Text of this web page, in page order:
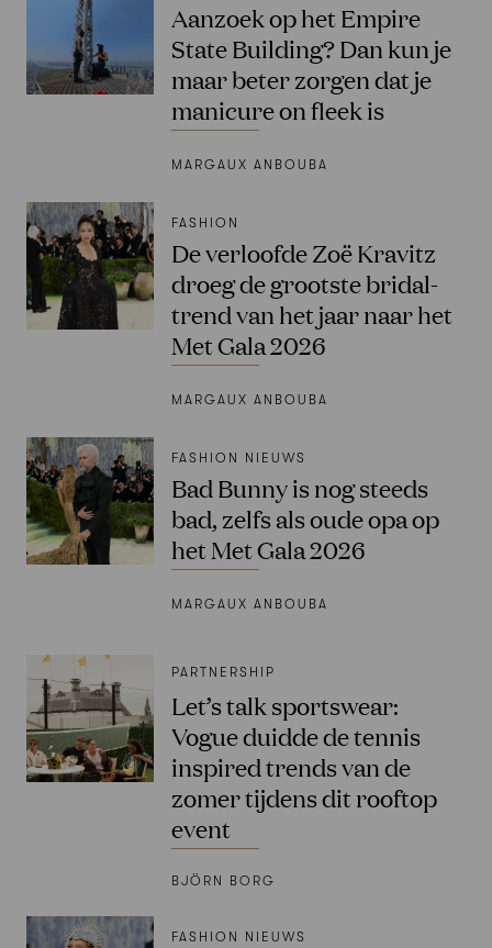
Aanzoek op het Empire
State Building? Dan kun je
maar beter zorgen dat je
manicure on fleek is
MARGAUX ANBOUBA
FASHION
De verloofde Zoë Kravitz
droeg de grootste bridal-
trend van het jaar naar het
Met Gala 2026
MARGAUX ANBOUBA
FASHION NIEUWS
Bad Bunny is nog steeds
bad, zelfs als oude opa op
het Met Gala 2026
MARGAUX ANBOUBA
PARTNERSHIP
Let’s talk sportswear:
Vogue duidde de tennis
inspired trends van de
zomer tijdens dit rooftop
event
BJÖRN BORG
FASHION NIEUWS